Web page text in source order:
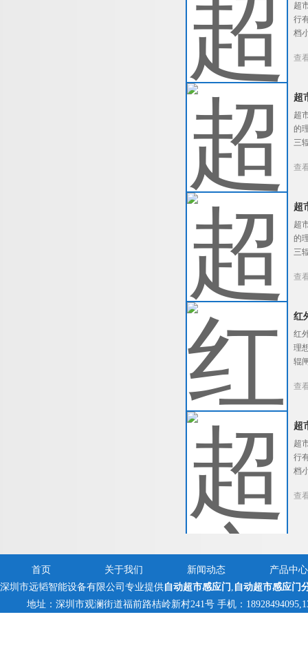
超
行
档
查
超
超
的
三
查
超
超
的
三
查
红
红
理
辊
查
超
超
行
档
查
首页 关于我们 新闻动态
产品中心
深圳市远韬智能设备有限公司专业提供自动超市感应门 , 自动超市感应门
地址：深圳市观澜街道福前路桔岭新村241号 手机：